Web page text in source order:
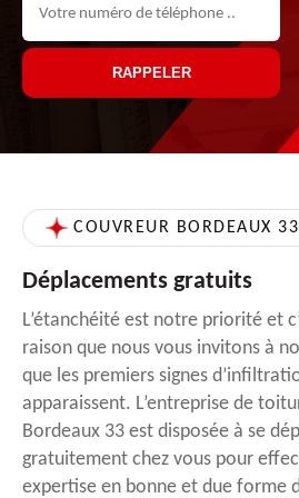
COUVREUR BORDEAUX 33
Déplacements gratuits
L’étanchéité est notre priorité et
raison que nous vous invitons à
que les premiers signes
apparaissent. L’entreprise de
Bordeaux 33 est disposée à se
gratuitement chez vous pour
expertise en bonne et due forme